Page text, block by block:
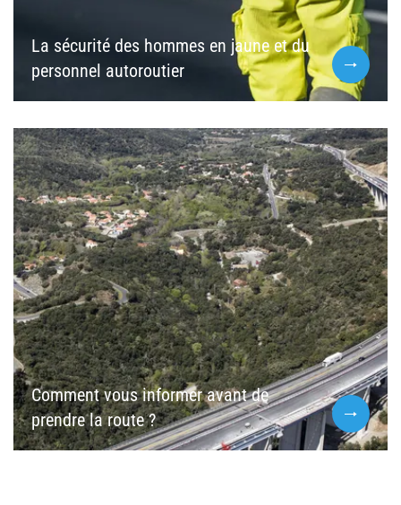
La sécurité des hommes en jaune et du
personnel autoroutier
Comment vous informer avant de
prendre la route ?